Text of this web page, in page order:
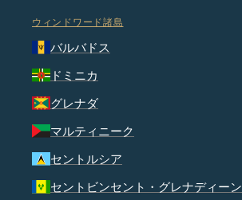
ウィンドワード諸島
バルバドス
ドミニカ
グレナダ
マルティニーク
セントルシア
セントビンセント・グレナディーン